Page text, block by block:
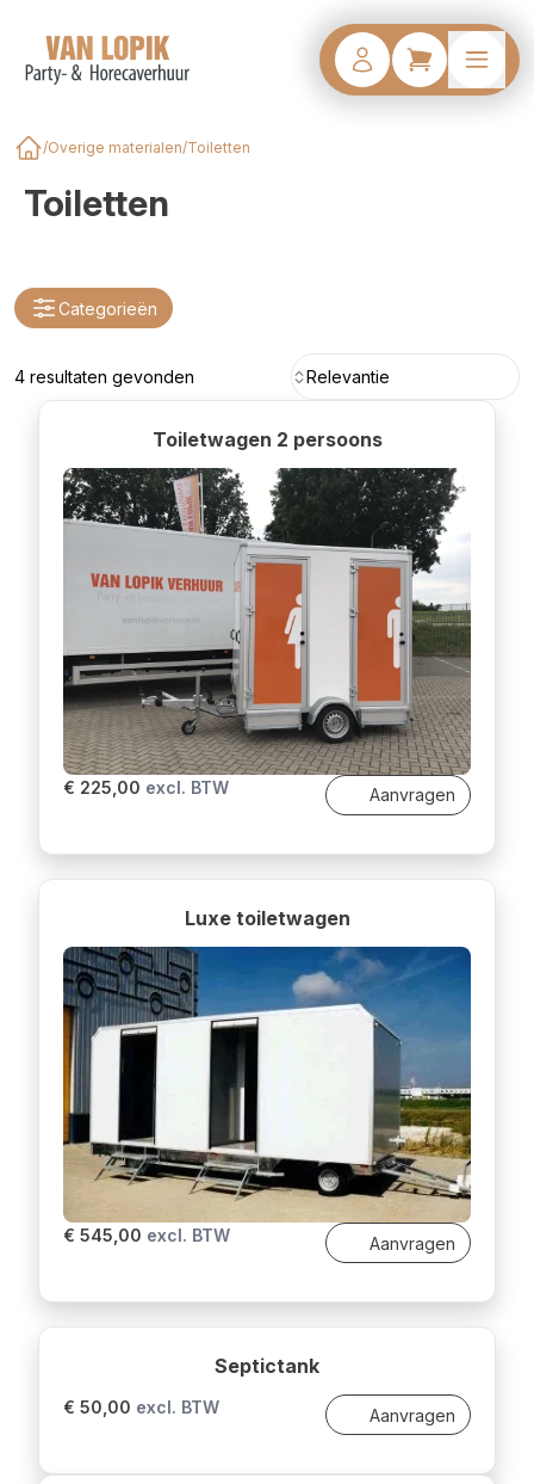
/Overige materialen/Toiletten
Toiletten
Categorieën
4 resultaten gevonden Relevantie
Toiletwagen 2 persoons
€ 225,00 excl. BTW Aanvragen
Luxe toiletwagen
€ 545,00 excl. BTW Aanvragen
Septictank
€ 50,00 excl. BTW Aanvragen